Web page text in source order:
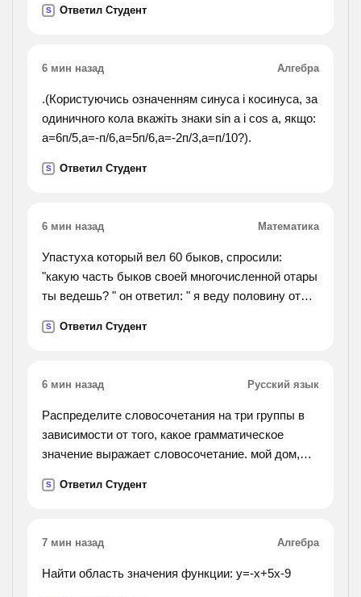
S Ответил Студент
6 мин назад Алгебра
.(Користуючись означенням синуса і косинуса, за
одиничного кола вкажіть знаки sin a i cos a, якщо:
а=6п/5,а=-п/6,а=5п/6,а=-2п/3,а=п/10?).
S Ответил Студент
6 мин назад Математика
Упастуха который вел 60 быков, спросили:
"какую часть быков своей многочисленной отары
ты ведешь? " он ответил: " я веду половину от
S Ответил Студент
6 мин назад Русский язык
Распределите словосочетания на три группы в
зависимости от того, какое грамматическое
значение выражает словосочетание. мой дом,
пейзаж, бледный от болезни, удивительная
деревню
S Ответил Студент
7 мин назад Алгебра
Найти область значения функции: у=-х+5х-9